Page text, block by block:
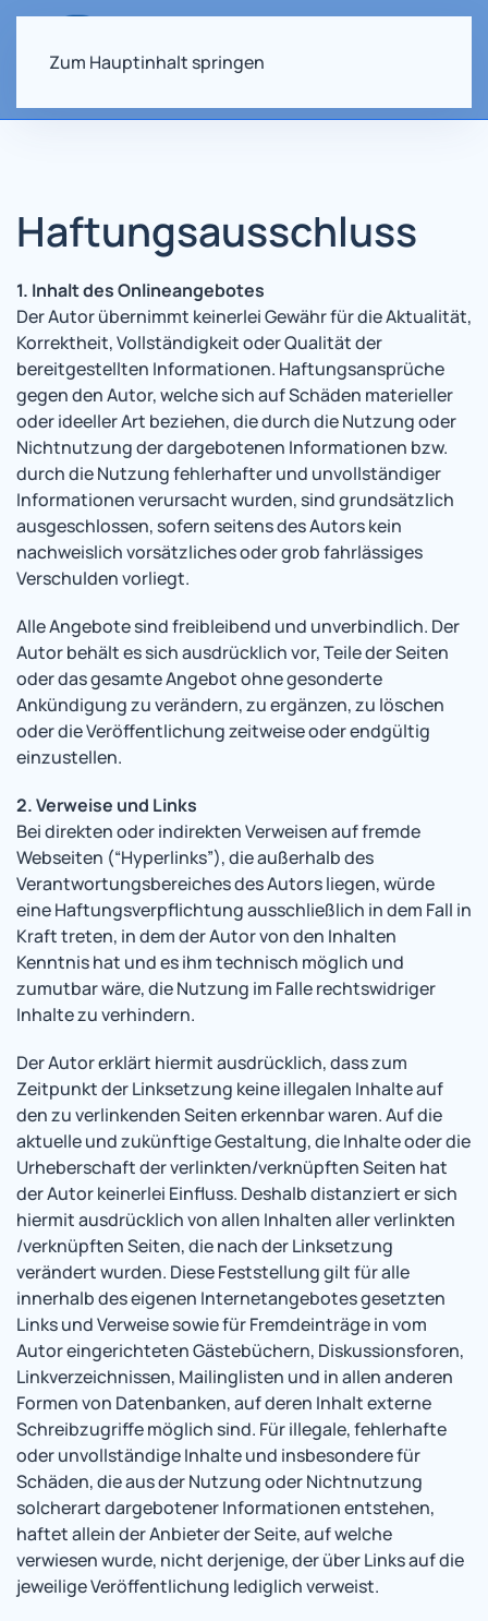
Zum Hauptinhalt springen
Haftungsausschluss
1. Inhalt des Onlineangebotes
Der Autor übernimmt keinerlei Gewähr für die Aktualität,
Korrektheit, Vollständigkeit oder Qualität der
bereitgestellten Informationen. Haftungsansprüche
gegen den Autor, welche sich auf Schäden materieller
oder ideeller Art beziehen, die durch die Nutzung oder
Nichtnutzung der dargebotenen Informationen bzw.
durch die Nutzung fehlerhafter und unvollständiger
Informationen verursacht wurden, sind grundsätzlich
ausgeschlossen, sofern seitens des Autors kein
nachweislich vorsätzliches oder grob fahrlässiges
Verschulden vorliegt.
Alle Angebote sind freibleibend und unverbindlich. Der
Autor behält es sich ausdrücklich vor, Teile der Seiten
oder das gesamte Angebot ohne gesonderte
Ankündigung zu verändern, zu ergänzen, zu löschen
oder die Veröffentlichung zeitweise oder endgültig
einzustellen.
2. Verweise und Links
Bei direkten oder indirekten Verweisen auf fremde
Webseiten (“Hyperlinks”), die außerhalb des
Verantwortungsbereiches des Autors liegen, würde
eine Haftungsverpflichtung ausschließlich in dem Fall in
Kraft treten, in dem der Autor von den Inhalten
Kenntnis hat und es ihm technisch möglich und
zumutbar wäre, die Nutzung im Falle rechtswidriger
Inhalte zu verhindern.
Der Autor erklärt hiermit ausdrücklich, dass zum
Zeitpunkt der Linksetzung keine illegalen Inhalte auf
den zu verlinkenden Seiten erkennbar waren. Auf die
aktuelle und zukünftige Gestaltung, die Inhalte oder die
Urheberschaft der verlinkten/verknüpften Seiten hat
der Autor keinerlei Einfluss. Deshalb distanziert er sich
hiermit ausdrücklich von allen Inhalten aller verlinkten
/verknüpften Seiten, die nach der Linksetzung
verändert wurden. Diese Feststellung gilt für alle
innerhalb des eigenen Internetangebotes gesetzten
Links und Verweise sowie für Fremdeinträge in vom
Autor eingerichteten Gästebüchern, Diskussionsforen,
Linkverzeichnissen, Mailinglisten und in allen anderen
Formen von Datenbanken, auf deren Inhalt externe
Schreibzugriffe möglich sind. Für illegale, fehlerhafte
oder unvollständige Inhalte und insbesondere für
Schäden, die aus der Nutzung oder Nichtnutzung
solcherart dargebotener Informationen entstehen,
haftet allein der Anbieter der Seite, auf welche
verwiesen wurde, nicht derjenige, der über Links auf die
jeweilige Veröffentlichung lediglich verweist.